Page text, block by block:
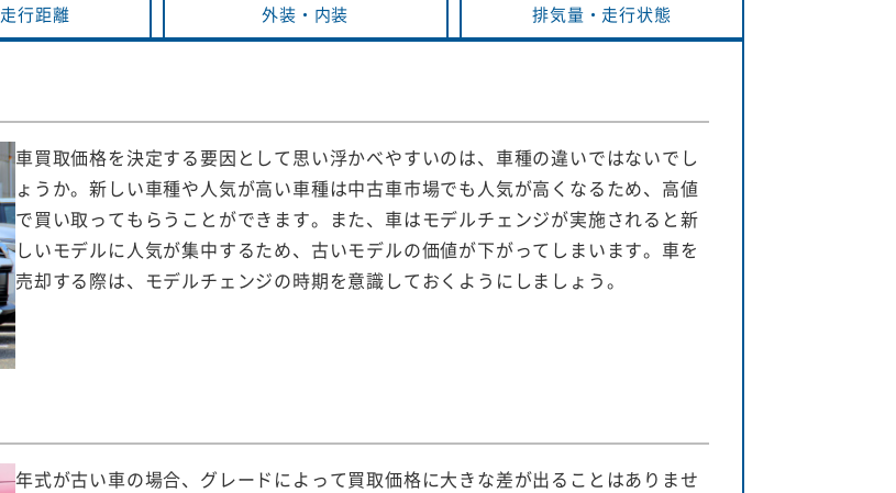
走行距離 外装・ 内装 排気量・ 走行状態
車買取価格を決定する要因として思い浮かべやすいのは、車種の違いではないでし
ょうか。新しい車種や人気が高い車種は中古車市場でも人気が高くなるため、高値
で買い取ってもらうことができます。また、車はモデルチェンジが実施されると新
しいモデルに人気が集中するため、古いモデルの価値が下がってしまいます。車を
売却する際は、モデルチェンジの時期を意識しておくようにしましょう。
年式が古い車の場合、グレードによって買取価格に大きな差が出ることはありませ